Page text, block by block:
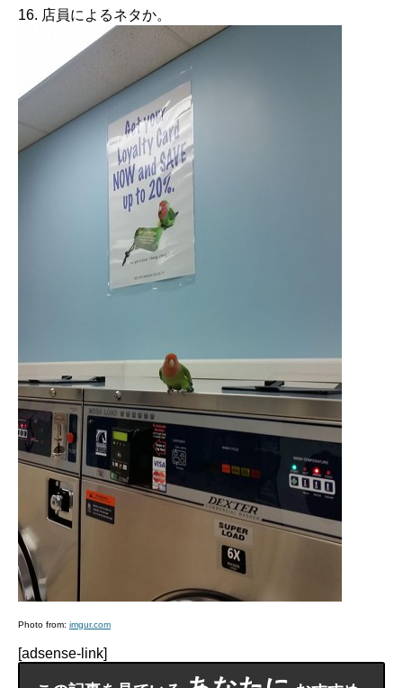
16. 店員によるネタか。
Photo from: imgur.com
[adsense-link]